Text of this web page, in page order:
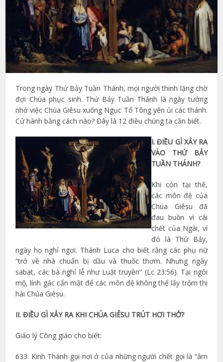
Trong ngày Thứ Bảy Tuần Thánh, mọi người thinh lặng chờ
đợi Chúa phục sinh. Thứ Bảy Tuần Thánh là ngày tưởng
nhớ việc Chúa Giêsu xuống Ngục Tổ Tông yên ủi các thánh.
Cử hành bằng cách nào? Đây là 12 điều chúng ta cần biết.
I. ĐIỀU GÌ XẢY RA
VÀO THỨ BẢY
TUẦN THÁNH?
Khi còn tại thế,
các môn đệ của
Chúa Giêsu đã
đau buồn vì cái
chết của Ngài, vì
đó là Thứ Bảy,
ngày họ nghỉ ngơi. Thánh Luca cho biết rằng các phụ nữ
“trở về nhà chuẩn bị dầu và thuốc thơm. Nhưng ngày
sabat, các bà nghỉ lễ như Luật truyền” (Lc 23:56). Tại ngôi
mộ, lính gác cẩn mật để các môn đệ không thể lấy trộm thi
hài Chúa Giêsu.
II. ĐIỀU GÌ XẢY RA KHI CHÚA GIÊSU TRÚT HƠI THỞ?
Giáo lý Công giáo cho biết:
633. Kinh Thánh gọi nơi ở của những người chết gọi là “âm